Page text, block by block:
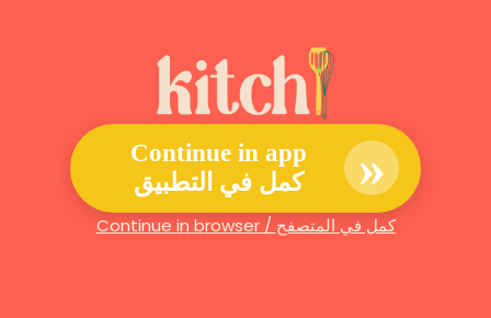
Continue in app
كمل في التطبيق
»
Continue in browser / كمل في المتصفح